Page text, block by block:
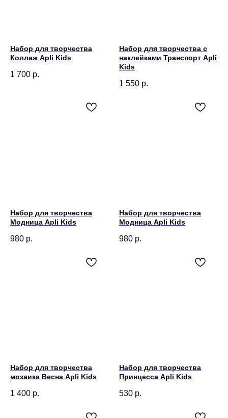
Набор для творчества
Коллаж Apli Kids
1 700 р.
Набор для творчества с
наклейками Транспорт Apli
Kids
1 550 р.
Набор для творчества
Модница Apli Kids
980 р.
Набор для творчества
Модница Apli Kids
980 р.
Набор для творчества
мозаика Весна Apli Kids
1 400 р.
Набор для творчества
Принцесса Apli Kids
530 р.